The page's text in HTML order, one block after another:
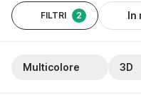
FILTRI 2 In
Multicolore 3D